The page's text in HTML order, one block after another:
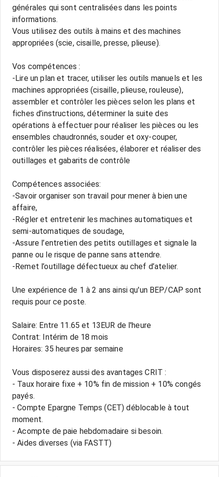
générales qui sont centralisées dans les points
informations.
Vous utilisez des outils à mains et des machines
appropriées (scie, cisaille, presse, plieuse).
Vos compétences :
-Lire un plan et tracer, utiliser les outils manuels et les
machines appropriées (cisaille, plieuse, rouleuse),
assembler et contrôler les pièces selon les plans et
fiches d’instructions, déterminer la suite des
opérations à effectuer pour réaliser les pièces ou les
ensembles chaudronnés, souder et oxy-couper,
contrôler les pièces réalisées, élaborer et réaliser des
outillages et gabarits de contrôle
Compétences associées:
-Savoir organiser son travail pour mener à bien une
affaire,
-Régler et entretenir les machines automatiques et
semi-automatiques de soudage,
-Assure l’entretien des petits outillages et signale la
panne ou le risque de panne sans attendre.
-Remet l’outillage défectueux au chef d’atelier.
Une expérience de 1 à 2 ans ainsi qu'un BEP/CAP sont
requis pour ce poste.
Salaire: Entre 11.65 et 13EUR de l'heure
Contrat: Intérim de 18 mois
Horaires: 35 heures par semaine
Vous disposerez aussi des avantages CRIT :
- Taux horaire fixe + 10% fin de mission + 10% congés
payés.
- Compte Epargne Temps (CET) déblocable à tout
moment.
- Acompte de paie hebdomadaire si besoin.
- Aides diverses (via FASTT)